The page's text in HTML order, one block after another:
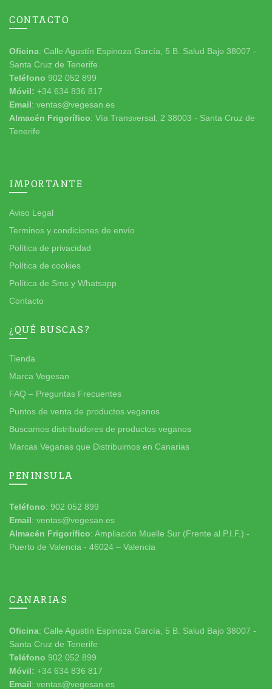
CONTACTO
Oficina: Calle Agustín Espinoza García, 5 B. Salud Bajo 38007 -
Santa Cruz de Tenerife
Teléfono 902 052 899
Móvil: +34 634 836 817
Email: ventas@vegesan.es
Almacén Frigorífico: Vía Transversal, 2 38003 - Santa Cruz de
Tenerife
IMPORTANTE
Aviso Legal
Terminos y condiciones de envío
Política de privacidad
Política de cookies
Política de Sms y Whatsapp
Contacto
¿QUÉ BUSCAS?
Tienda
Marca Vegesan
FAQ – Preguntas Frecuentes
Puntos de venta de productos veganos
Buscamos distribuidores de productos veganos
Marcas Veganas que Distribuimos en Canarias
PENINSULA
Teléfono: 902 052 899
Email: ventas@vegesan.es
Almacén Frigorífico: Ampliación Muelle Sur (Frente al P.I.F.) -
Puerto de Valencia - 46024 – Valencia
CANARIAS
Oficina: Calle Agustín Espinoza García, 5 B. Salud Bajo 38007 -
Santa Cruz de Tenerife
Teléfono 902 052 899
Móvil: +34 634 836 817
Email: ventas@vegesan.es